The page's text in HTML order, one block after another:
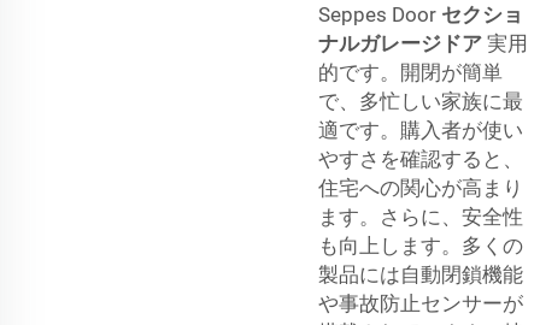
Seppes Door セクショ
ナルガレージドア 実用
的です。開閉が簡単
で、多忙しい家族に最
適です。購入者が使い
やすさを確認すると、
住宅への関心が高まり
ます。さらに、安全性
も向上します。多くの
製品には自動閉鎖機能
や事故防止センサーが